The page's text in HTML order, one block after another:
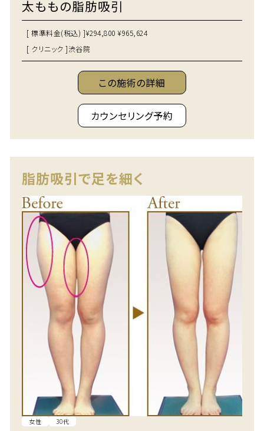
太ももの脂肪吸引
[ 標準料金(税込) ]¥294,800 ¥965,624
[ クリニック ]渋谷院
この施術の詳細
カウンセリング予約
脂肪吸引で足を細く
女性 30代